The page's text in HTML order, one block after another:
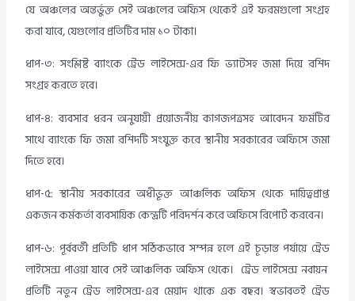
যে অঞ্চলের অন্তর্ভুক্ত সেই অঞ্চলের অফিস থেকেই এই ফরমগুলো সংগ্রহ
করা যাবে, যেগুলোর প্রতিটির দাম ১০ টাকা।
ধাপ-৩: সংশ্লিষ্ট ব্যাংকে ট্রেড লাইসেন্স-এর ফি ভ্যাটসহ জমা দিয়ে রশিদ
সংগ্রহ করতে হবে।
ধাপ-৪: ব্যবসার ধরন অনুযায়ী প্রয়োজনীয় কাগজপত্রসহ আবেদন ফর্মটির
সাথে ব্যাংকে ফি জমা রশিদটি সংযুক্ত করে স্থানীয় সরকারের অফিসে জমা
দিতে হবে।
ধাপ-৫: স্থানীয় সরকারের অধীভূক্ত আঞ্চলিক অফিস থেকে দায়িত্বপ্রাপ্ত
একজন কর্মকর্তা ব্যবসায়িক কেন্দ্রটি পরিদর্শন করে অফিসে রিপোর্ট করবেন।
ধাপ-৬: পূর্ববর্তী প্রতিটি ধাপ সঠিকভাবে সম্পন্ন হলে এই চূড়ান্ত পর্যায়ে ট্রেড
লাইসেন্স পাওয়া যাবে সেই আঞ্চলিক অফিস থেকে। ট্রেড লাইসেন্স নবায়ন
প্রতিটি নতুন ট্রেড লাইসেন্স-এর মেয়াদ থাকে এক বছর। স্বভাবতই ট্রেড